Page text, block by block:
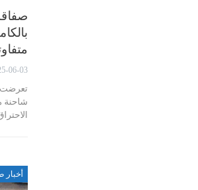
03 12:36
شاحنة